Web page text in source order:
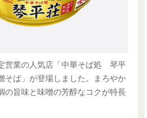
営業の人気店「中華そば処 琴平
そば」が登場しました。まろやか
の旨味と味噌の芳醇なコクが特長